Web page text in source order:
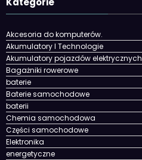
Akcesoria do komputerów.
Akumulatory I Technologie
Akumulatory pojazdów elektrycznych
Bagażniki rowerowe
baterie
Baterie samochodowe
baterii
Chemia samochodowa
Części samochodowe
Elektronika
energetyczne